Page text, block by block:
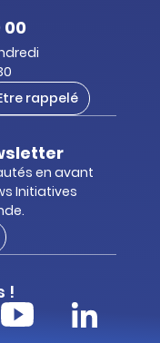
00
rappelé
en avant
Initiatives
!